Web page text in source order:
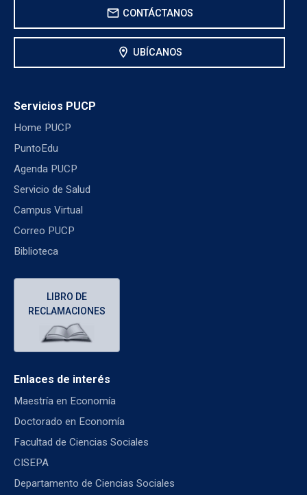
mail CONTÁCTANOS
location_on UBÍCANOS
Servicios PUCP
Home PUCP
PuntoEdu
Agenda PUCP
Servicio de Salud
Campus Virtual
Correo PUCP
Biblioteca
LIBRO DE
RECLAMACIONES
Enlaces de interés
Maestría en Economía
Doctorado en Economía
Facultad de Ciencias Sociales
CISEPA
Departamento de Ciencias Sociales